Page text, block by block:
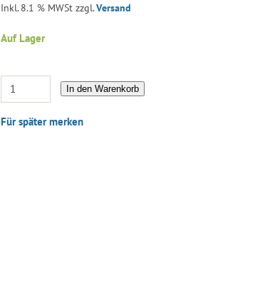
Inkl. 8.1 % MWSt zzgl.Versand
Auf Lager
In den Warenkorb
Für später merken